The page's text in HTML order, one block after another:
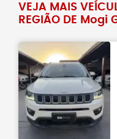
VEJA MAIS
REGIÃO DE Mogi